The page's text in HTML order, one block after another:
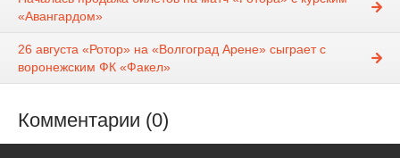
«Авангардом»
26 августа «Ротор» на «Волгоград Арене» сыграет с
воронежским ФК «Факел»
Комментарии (0)